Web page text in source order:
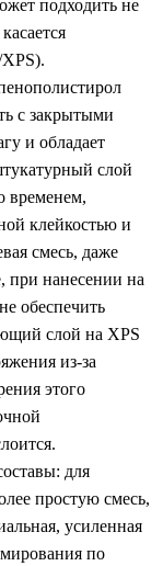
подходить не
с закрытыми
и обладает
слой
временем,
клейкостью и
смесь, даже
при нанесении на
обеспечить
слой на XPS
из-за
этого
для
простую смесь,
усиленная
по